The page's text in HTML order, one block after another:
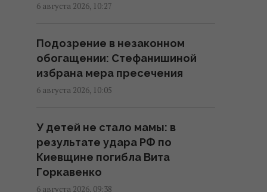
ракету к Patriot, консультации
по лицензиям продолжаются
12:15 четверг, 06 августа 2026
большой стаж: кому доплатят
более 5000 гривень
12:00 четверг, 06 августа 2026
6 августа 2026, 10:27
Подозрение в незаконном
обогащении: Стефанишиной
избрана мера пресечения
6 августа 2026, 10:05
У детей не стало мамы: в
результате удара РФ по
Киевщине погибла Вита
Горкавенко
6 августа 2026, 09:38